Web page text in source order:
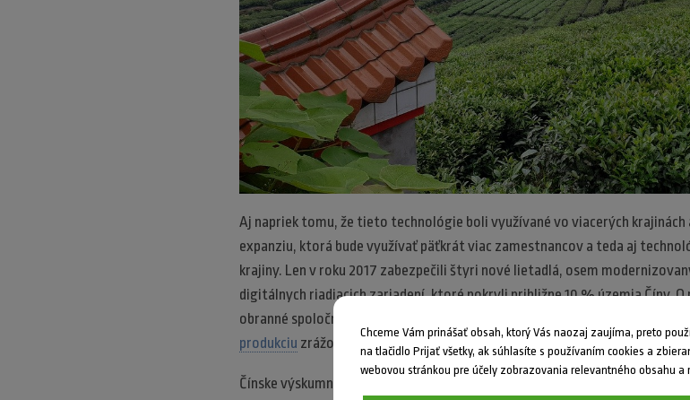
Aj napriek tomu, že tieto technológie boli využívané vo viacerých krajinách
expanziu, ktorá bude využívať päťkrát viac zamestnancov a teda aj
krajiny. Len v roku 2017 zabezpečili štyri nové lietadlá, osem
digitálnych riadiacich zariadení, ktoré pokryli približne 10 % územia Číny.
obranné spoločnosti tisícky komôr určených na spaľovanie paliva, pričom
produkciu zrážok.
Čínske výskumné a vývojové úsilie je momentálne veľmi sústredené na ich
Chceme Vám prinášať obsah, ktorý Vás naozaj zaujíma, preto
na tlačidlo Prijať všetky, ak súhlasíte s používaním cookies a
webovou stránkou pre účely zobrazovania relevantného obsahu a